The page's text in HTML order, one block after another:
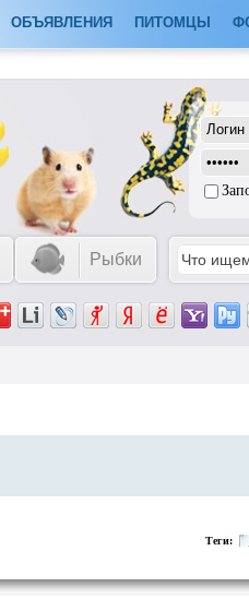
ОБЪЯВЛЕНИЯ ПИТОМЦЫ
Рыбки
Теги: